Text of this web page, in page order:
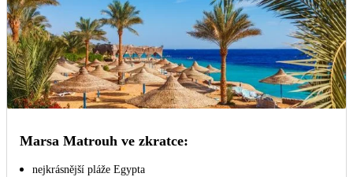
Marsa Matrouh ve zkratce:
nejkrásnější pláže Egypta